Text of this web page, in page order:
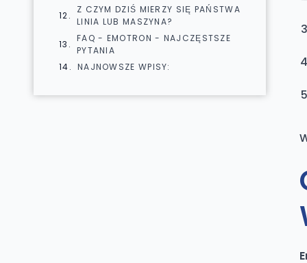
Z CZYM DZIŚ MIERZY SIĘ PAŃSTWA
LINIA LUB MASZYNA?
FAQ - EMOTRON - NAJCZĘSTSZE
PYTANIA
NAJNOWSZE WPISY: